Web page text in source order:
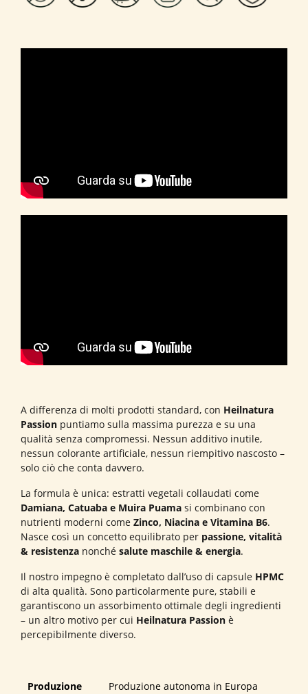
A differenza di molti prodotti standard, con Heilnatura
Passion puntiamo sulla massima purezza e su una
qualità senza compromessi. Nessun additivo inutile,
nessun colorante artificiale, nessun riempitivo nascosto –
solo ciò che conta davvero.
La formula è unica: estratti vegetali collaudati come
Damiana, Catuaba e Muira Puama si combinano con
nutrienti moderni come Zinco, Niacina e Vitamina B6.
Nasce così un concetto equilibrato per passione, vitalità
& resistenza nonché salute maschile & energia.
Il nostro impegno è completato dall’uso di capsule HPMC
di alta qualità. Sono particolarmente pure, stabili e
garantiscono un assorbimento ottimale degli ingredienti
– un altro motivo per cui Heilnatura Passion è
percepibilmente diverso.
Produzione
Produzione autonoma in Europa